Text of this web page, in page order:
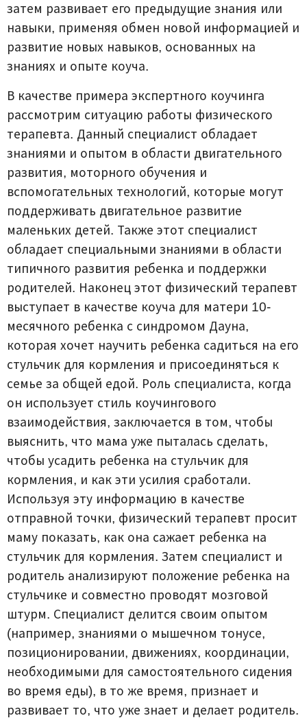
затем развивает его предыдущие знания или
навыки, применяя обмен новой информацией и
развитие новых навыков, основанных на
знаниях и опыте коуча.
В качестве примера экспертного коучинга
рассмотрим ситуацию работы физического
терапевта. Данный специалист обладает
знаниями и опытом в области двигательного
развития, моторного обучения и
вспомогательных технологий, которые могут
поддерживать двигательное развитие
маленьких детей. Также этот специалист
обладает специальными знаниями в области
типичного развития ребенка и поддержки
родителей. Наконец этот физический терапевт
выступает в качестве коуча для матери 10-
месячного ребенка с синдромом Дауна,
которая хочет научить ребенка садиться на его
стульчик для кормления и присоединяться к
семье за общей едой. Роль специалиста, когда
он использует стиль коучингового
взаимодействия, заключается в том, чтобы
выяснить, что мама уже пыталась сделать,
чтобы усадить ребенка на стульчик для
кормления, и как эти усилия сработали.
Используя эту информацию в качестве
отправной точки, физический терапевт просит
маму показать, как она сажает ребенка на
стульчик для кормления. Затем специалист и
родитель анализируют положение ребенка на
стульчике и совместно проводят мозговой
штурм. Специалист делится своим опытом
(например, знаниями о мышечном тонусе,
позиционировании, движениях, координации,
необходимыми для самостоятельного сидения
во время еды), в то же время, признает и
развивает то, что уже знает и делает родитель.